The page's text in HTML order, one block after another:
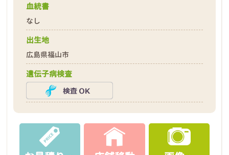
血統書
なし
出生地
広島県福山市
遺伝子病検査